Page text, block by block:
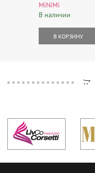
MiNiMi
В наличии
В КОРЗИНУ